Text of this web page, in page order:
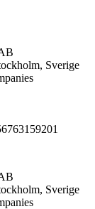
Sverige
Sverige